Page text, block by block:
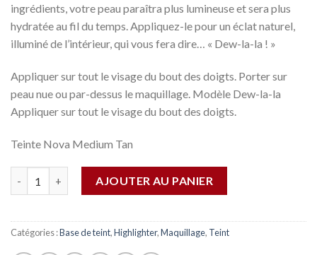
ingrédients, votre peau paraîtra plus lumineuse et sera plus
hydratée au fil du temps. Appliquez-le pour un éclat naturel,
illuminé de l’intérieur, qui vous fera dire… « Dew-la-la ! »
Appliquer sur tout le visage du bout des doigts. Porter sur
peau nue ou par-dessus le maquillage. Modèle Dew-la-la
Appliquer sur tout le visage du bout des doigts.
Teinte Nova Medium Tan
AJOUTER AU PANIER
Catégories :Base de teint,Highlighter,Maquillage, Teint